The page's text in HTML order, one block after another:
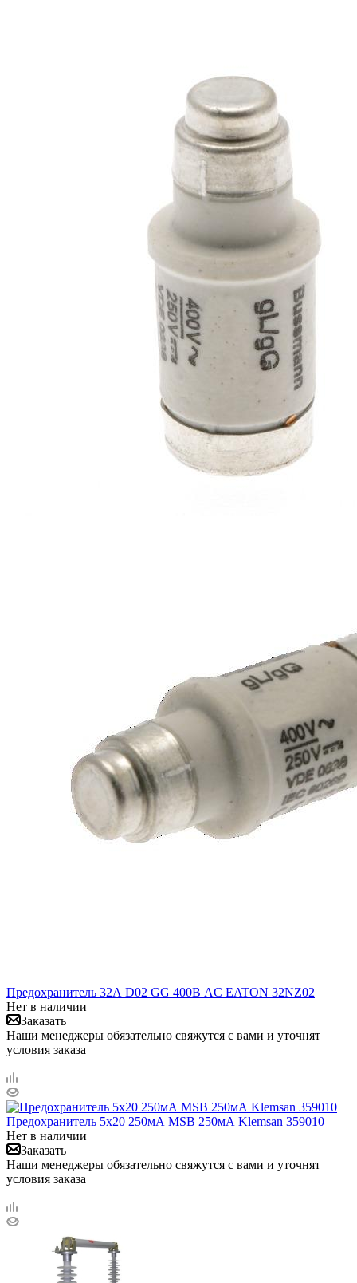
Предохранитель 32А D02 GG 400В AC EATON 32NZ02
Нет в наличии
Заказать
Наши менеджеры обязательно свяжутся с вами и уточнят
условия заказа
Предохранитель 5х20 250мА MSB 250мА Klemsan 359010
Нет в наличии
Заказать
Наши менеджеры обязательно свяжутся с вами и уточнят
условия заказа